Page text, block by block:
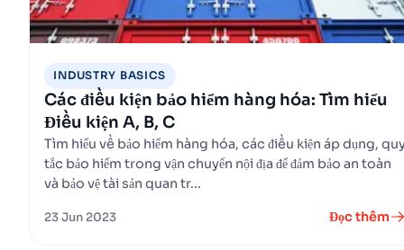
INDUSTRY BASICS
Các điều kiện bảo hiểm hàng hóa: Tìm hiểu
Điều kiện A, B, C
Tìm hiểu về bảo hiểm hàng hóa, các điều kiện áp dụng,
tắc bảo hiểm trong vận chuyển nội địa để đảm bảo an toàn
và bảo vệ tài sản quan tr...
23 Jun 2023 Đọc thêm